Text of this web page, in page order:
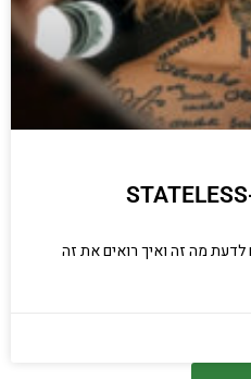
לדעת מה זה ואיך רואים את זה